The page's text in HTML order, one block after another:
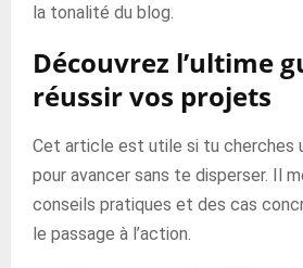
la tonalité du blog.
Découvrez l’ultime
réussir vos projets
Cet article est utile si tu cherches
pour avancer sans te disperser. Il
conseils pratiques et des cas
le passage à l’action.